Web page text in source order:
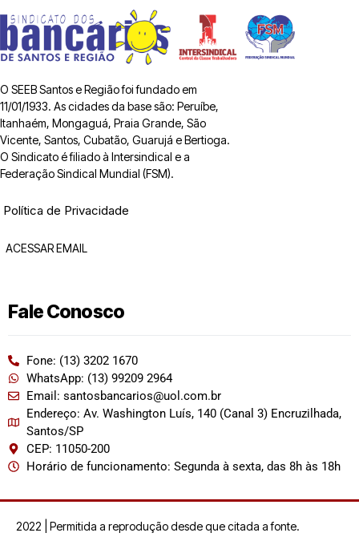
O SEEB Santos e Região foi fundado em
11/01/1933. As cidades da base são: Peruíbe,
Itanhaém, Mongaguá, Praia Grande, São
Vicente, Santos, Cubatão, Guarujá e Bertioga.
O Sindicato é filiado à Intersindical e a
Federação Sindical Mundial (FSM).
Política de Privacidade
ACESSAR EMAIL
Fale Conosco
Fone: (13) 3202 1670
WhatsApp: (13) 99209 2964
Email: santosbancarios@uol.com.br
Endereço: Av. Washington Luís, 140 (Canal 3) Encruzilhada,
Santos/SP
CEP: 11050-200
Horário de funcionamento: Segunda à sexta, das 8h às 18h
2022 | Permitida a reprodução desde que citada a fonte.